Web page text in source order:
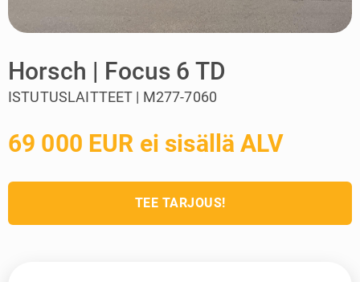
Horsch | Focus 6 TD
ISTUTUSLAITTEET | M277-7060
69 000 EUR ei sisällä ALV
TEE TARJOUS!